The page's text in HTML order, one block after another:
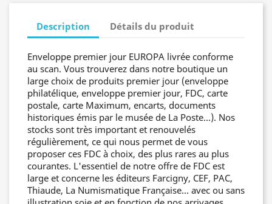
Description Détails du produit
Enveloppe premier jour EUROPA livrée conforme
au scan. Vous trouverez dans notre boutique un
large choix de produits premier jour (enveloppe
philatélique, enveloppe premier jour, FDC, carte
postale, carte Maximum, encarts, documents
historiques émis par le musée de La Poste...). Nos
stocks sont très important et renouvelés
régulièrement, ce qui nous permet de vous
proposer ces FDC à choix, des plus rares au plus
courantes. L'essentiel de notre offre de FDC est
large et concerne les éditeurs Farcigny, CEF, PAC,
Thiaude, La Numismatique Française... avec ou sans